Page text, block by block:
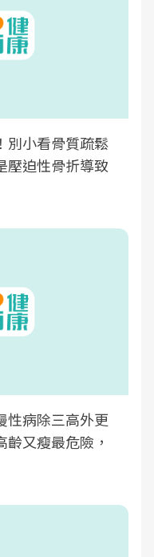
別小看骨質疏鬆
壓迫性骨折導致
性病除三高外更
又瘦最危險，